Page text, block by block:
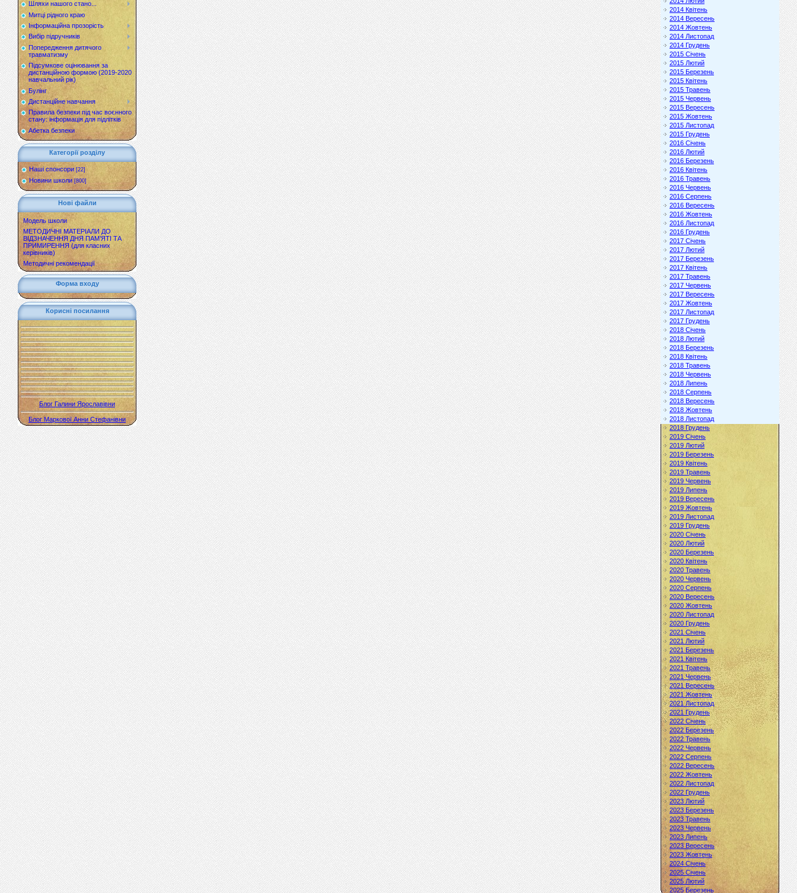
Шляхи нашого стано...
Митці рідного краю
Інформаційна прозорість
Вибір підручників
Попередження дитячого
травматизму
Підсумкове оцінювання за
дистанційною формою (2019-2020
навчальний рік)
Булінг
Дистанційне навчання
Правила безпеки під час воєнного
стану: інформація для підлітків
Абетка безпеки
Категорії розділу
Наші спонсори [22]
Новини школи [800]
Нові файли
Модель школи
МЕТОДИЧНІ МАТЕРІАЛИ ДО
ВІДЗНАЧЕННЯ ДНЯ ПАМ’ЯТІ ТА
ПРИМИРЕННЯ (для класних
керівників)
Методичні рекомендації
Форма входу
Корисні посилання
Блог Галини Ярославівни
Блог Маркової Анни Стефанівни
2014 Квітень
2014 Вересень
2014 Жовтень
2014 Листопад
2014 Грудень
2015 Січень
2015 Лютий
2015 Березень
2015 Квітень
2015 Травень
2015 Червень
2015 Вересень
2015 Жовтень
2015 Листопад
2015 Грудень
2016 Січень
2016 Лютий
2016 Березень
2016 Квітень
2016 Травень
2016 Червень
2016 Серпень
2016 Вересень
2016 Жовтень
2016 Листопад
2016 Грудень
2017 Січень
2017 Лютий
2017 Березень
2017 Квітень
2017 Травень
2017 Червень
2017 Вересень
2017 Жовтень
2017 Листопад
2017 Грудень
2018 Січень
2018 Лютий
2018 Березень
2018 Квітень
2018 Травень
2018 Червень
2018 Липень
2018 Серпень
2018 Вересень
2018 Жовтень
2018 Листопад
2018 Грудень
2019 Січень
2019 Лютий
2019 Березень
2019 Квітень
2019 Травень
2019 Червень
2019 Липень
2019 Вересень
2019 Жовтень
2019 Листопад
2019 Грудень
2020 Січень
2020 Лютий
2020 Березень
2020 Квітень
2020 Травень
2020 Червень
2020 Серпень
2020 Вересень
2020 Жовтень
2020 Листопад
2020 Грудень
2021 Січень
2021 Лютий
2021 Березень
2021 Квітень
2021 Травень
2021 Червень
2021 Вересень
2021 Жовтень
2021 Листопад
2021 Грудень
2022 Січень
2022 Березень
2022 Травень
2022 Червень
2022 Серпень
2022 Вересень
2022 Жовтень
2022 Листопад
2022 Грудень
2023 Лютий
2023 Березень
2023 Травень
2023 Червень
2023 Липень
2023 Вересень
2023 Жовтень
2024 Січень
2025 Січень
2025 Лютий
2025 Березень